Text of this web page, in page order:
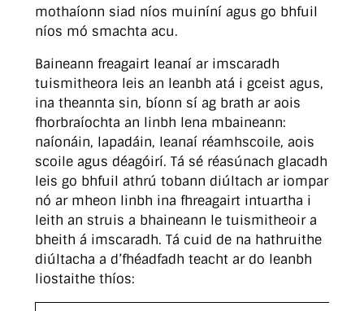
mothaíonn siad níos muiníní agus go bhfuil
níos mó smachta acu.
Baineann freagairt leanaí ar imscaradh
tuismitheora leis an leanbh atá i gceist agus,
ina theannta sin, bíonn sí ag brath ar aois
fhorbraíochta an linbh lena mbaineann:
naíonáin, lapadáin, leanaí réamhscoile, aois
scoile agus déagóirí. Tá sé réasúnach glacadh
leis go bhfuil athrú tobann diúltach ar iompar
nó ar mheon linbh ina fhreagairt intuartha i
leith an struis a bhaineann le tuismitheoir a
bheith á imscaradh. Tá cuid de na hathruithe
diúltacha a d’fhéadfadh teacht ar do leanbh
liostaithe thíos: